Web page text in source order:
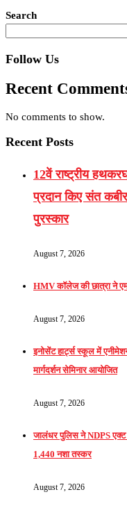
Search
Follow Us
Recent
No comments to show.
Recent Posts
12वें राष्ट्रीय
प्रदान किए संत
पुरस्कार
August 7, 2026
HMV कॉलेज की छात्रा ने
August 7, 2026
इनोसेंट हार्ट्स स्कूल में
मार्गदर्शन सेमिनार आयोजित
August 7, 2026
जालंधर पुलिस ने NDPS एक्ट
1,440 नशा तस्कर
August 7, 2026